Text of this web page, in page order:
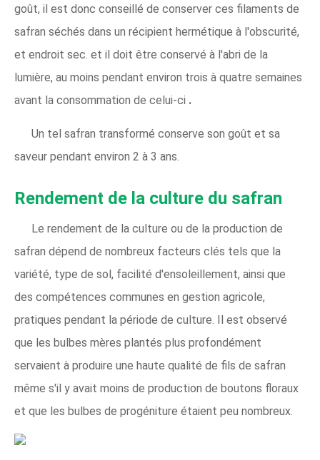
goût, il est donc conseillé de conserver ces filaments de
safran séchés dans un récipient hermétique à l'obscurité,
et endroit sec. et il doit être conservé à l'abri de la
lumière, au moins pendant environ trois à quatre semaines
avant la consommation de celui-ci .
Un tel safran transformé conserve son goût et sa
saveur pendant environ 2 à 3 ans.
Rendement de la culture du safran
Le rendement de la culture ou de la production de
safran dépend de nombreux facteurs clés tels que la
variété, type de sol, facilité d'ensoleillement, ainsi que
des compétences communes en gestion agricole,
pratiques pendant la période de culture. Il est observé
que les bulbes mères plantés plus profondément
servaient à produire une haute qualité de fils de safran
même s'il y avait moins de production de boutons floraux
et que les bulbes de progéniture étaient peu nombreux.